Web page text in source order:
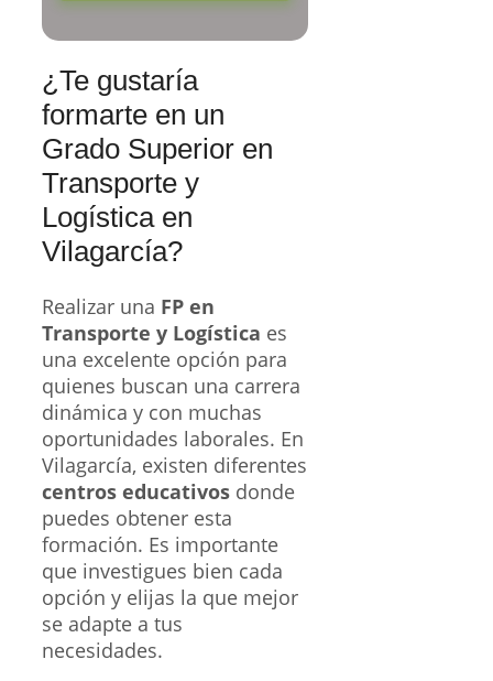
¿Te gustaría
formarte en un
Grado Superior en
Transporte y
Logística en
Vilagarcía?
Realizar una FP en
Transporte y Logística es
una excelente opción para
quienes buscan una carrera
dinámica y con muchas
oportunidades laborales. En
Vilagarcía, existen diferentes
centros educativos donde
puedes obtener esta
formación. Es importante
que investigues bien cada
opción y elijas la que mejor
se adapte a tus
necesidades.